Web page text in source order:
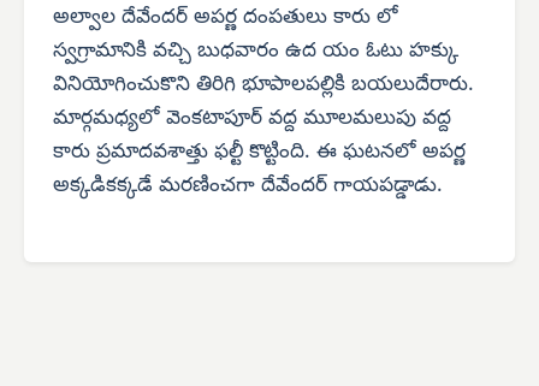
అల్వాల దేవేందర్ అపర్ణ దంపతులు కారు లో
స్వగ్రామానికి వచ్చి బుధవారం ఉద యం ఓటు హక్కు
వినియోగించుకొని తిరిగి భూపాలపల్లికి బయలుదేరారు.
మార్గమధ్యలో వెంకటాపూర్ వద్ద మూలమలుపు వద్ద
కారు ప్రమాదవశాత్తు ఫల్టీ కొట్టింది. ఈ ఘటనలో అపర్ణ
అక్కడికక్కడే మరణించగా దేవేందర్ గాయపడ్డాడు.